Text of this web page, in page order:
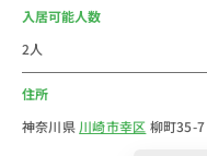
周辺にはさまざまな
落ち着いて暮らせる
各路線への乗り換え
入居可能人数
2人
住所
神奈川県 川崎市幸区 柳町35-7